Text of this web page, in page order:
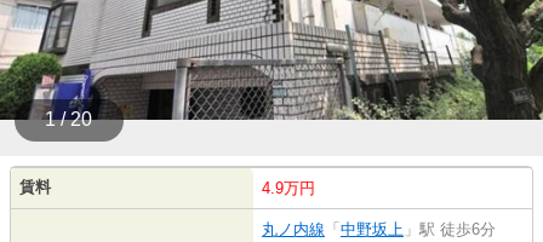
1 / 20
賃料 4.9万円
丸ノ内線 「 中野坂上 」駅 徒歩6分